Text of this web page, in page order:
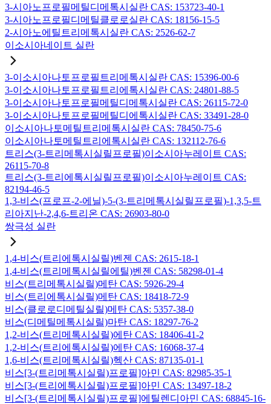
3-시아노프로필메틸디메톡시실란 CAS: 153723-40-1
3-시아노프로필디메틸클로로실란 CAS: 18156-15-5
2-시아노에틸트리메톡시실란 CAS: 2526-62-7
이소시아네이트 실란
3-이소시아나토프로필트리메톡시실란 CAS: 15396-00-6
3-이소시아나토프로필트리에톡시실란 CAS: 24801-88-5
3-이소시아나토프로필메틸디메톡시실란 CAS: 26115-72-0
3-이소시아나토프로필메틸디에톡시실란 CAS: 33491-28-0
이소시아나토메틸트리메톡시실란 CAS: 78450-75-6
이소시아나토메틸트리에톡시실란 CAS: 132112-76-6
트리스(3-트리메톡시실릴프로필)이소시아누레이트 CAS:
26115-70-8
트리스(3-트리에톡시실릴프로필)이소시아누레이트 CAS:
82194-46-5
1,3-비스(프로프-2-에닐)-5-(3-트리메톡시실릴프로필)-1,3,5-트
리아지난-2,4,6-트리온 CAS: 26903-80-0
쌍극성 실란
1,4-비스(트리에톡시실릴)벤젠 CAS: 2615-18-1
1,4-비스(트리메톡시실릴에틸)벤젠 CAS: 58298-01-4
비스(트리메톡시실릴)메탄 CAS: 5926-29-4
비스(트리에톡시실릴)메탄 CAS: 18418-72-9
비스(클로로디메틸실릴)메탄 CAS: 5357-38-0
비스(디메틸메톡시실릴)마탄 CAS: 18297-76-2
1,2-비스(트리메톡시실릴)에탄 CAS: 18406-41-2
1,2-비스(트리에톡시실릴)에탄 CAS: 16068-37-4
1,6-비스(트리메톡시실릴)헥산 CAS: 87135-01-1
비스[3-(트리메톡시실릴)프로필]아민 CAS: 82985-35-1
비스[3-(트리에톡시실릴)프로필]아민 CAS: 13497-18-2
비스[3-(트리메톡시실릴)프로필]에틸렌디아민 CAS: 68845-16-